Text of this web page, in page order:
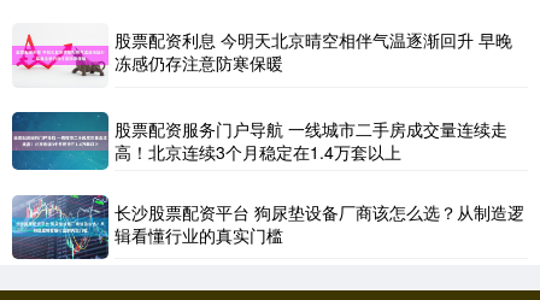
股票配资利息 今明天北京晴空相伴气温逐渐回升 早晚
冻感仍存注意防寒保暖
股票配资服务门户导航 一线城市二手房成交量连续走
高！北京连续3个月稳定在1.4万套以上
长沙股票配资平台 狗尿垫设备厂商该怎么选？从制造逻
辑看懂行业的真实门槛